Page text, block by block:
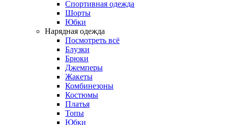
Спортивная одежда
Шорты
Юбки
Нарядная одежда
Посмотреть всё
Блузки
Брюки
Джемперы
Жакеты
Комбинезоны
Костюмы
Платья
Топы
Юбки